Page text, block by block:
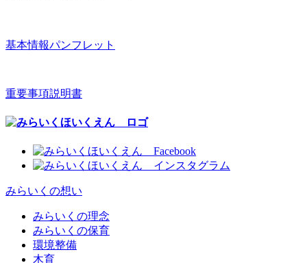
基本情報パンフレット
重要事項説明書
みらいくの想い
みらいくの理念
みらいくの保育
環境整備
木育